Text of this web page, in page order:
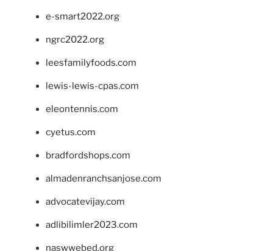
e-smart2022.org
ngrc2022.org
leesfamilyfoods.com
lewis-lewis-cpas.com
eleontennis.com
cyetus.com
bradfordshops.com
almadenranchsanjose.com
advocatevijay.com
adlibilimler2023.com
naswwebed.org